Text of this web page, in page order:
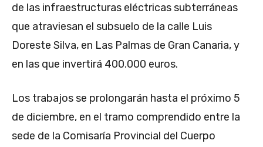
de las infraestructuras eléctricas subterráneas
que atraviesan el subsuelo de la calle Luis
Doreste Silva, en Las Palmas de Gran Canaria, y
en las que invertirá 400.000 euros.
Los trabajos se prolongarán hasta el próximo 5
de diciembre, en el tramo comprendido entre la
sede de la Comisaría Provincial del Cuerpo